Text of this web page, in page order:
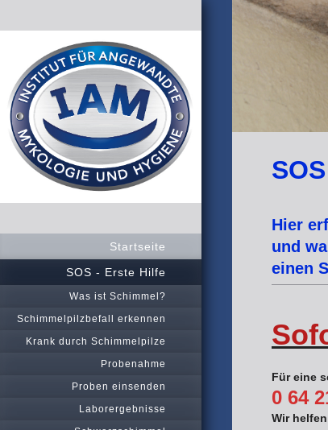
Startseite
SOS - Erste Hilfe
Was ist Schimmel?
Schimmelpilzbefall erkennen
Krank durch Schimmelpilze
Probenahme
Proben einsenden
Laborergebnisse
Hier
und
einen
Für eine
0 64
Wir